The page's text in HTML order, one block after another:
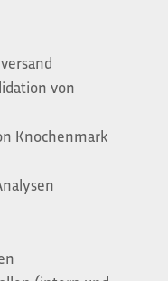
von
Knochenmark